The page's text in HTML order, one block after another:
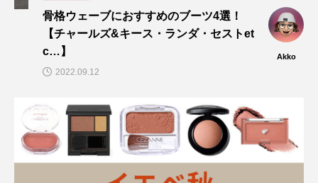
骨格ウェーブにおすすめのブーツ4選！
【チャールズ&キース・ランダ・セストet
c…】
Akko
2022.09.12